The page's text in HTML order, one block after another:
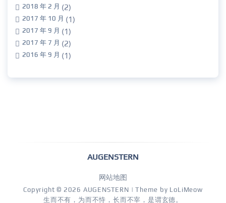
2018 年 2 月 (2)
2017 年 10 月 (1)
2017 年 9 月 (1)
2017 年 7 月 (2)
2016 年 9 月 (1)
AUGENSTERN
网站地图
Copyright © 2026 AUGENSTERN | Theme by LoLiMeow
生而不有，为而不恃，长而不宰，是谓玄德。